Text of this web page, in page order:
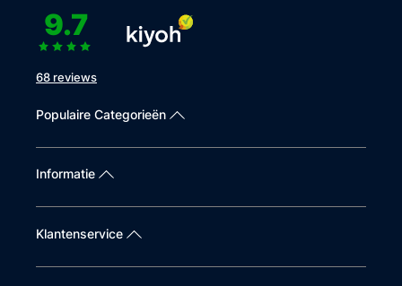
9.7
68 reviews
Populaire Categorieën
Informatie
Klantenservice